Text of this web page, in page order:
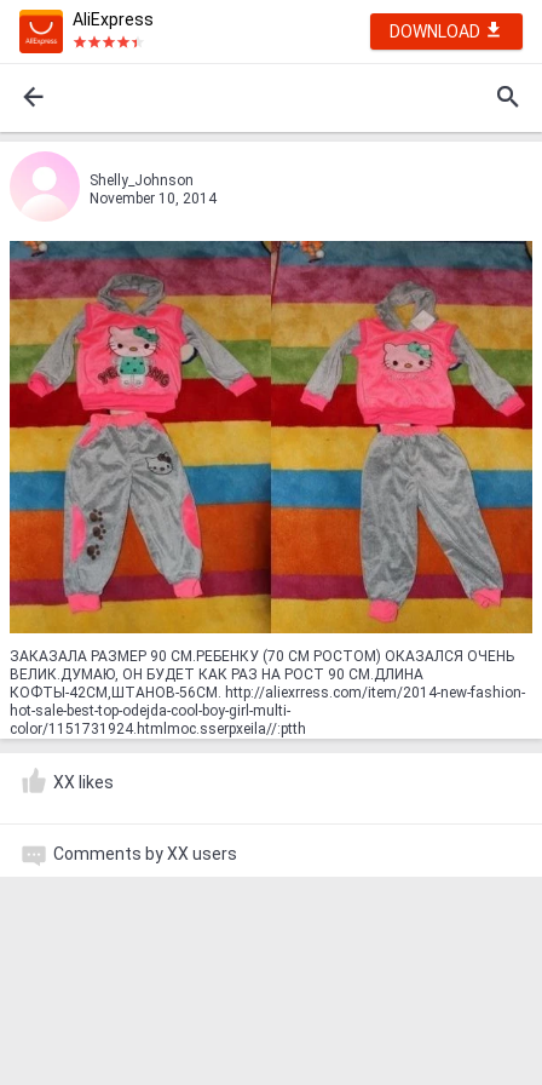
AliExpress
DOWNLOAD
Shelly_Johnson
November 10, 2014
ЗАКАЗАЛА РАЗМЕР 90 СМ.РЕБЕНКУ (70 СМ РОСТОМ) ОКАЗАЛСЯ ОЧЕНЬ
ВЕЛИК.ДУМАЮ, ОН БУДЕТ КАК РАЗ НА РОСТ 90 СМ.ДЛИНА
КОФТЫ-42СМ,ШТАНОВ-56СМ. http://aliexrress.com/item/2014-new-fashion-
hot-sale-best-top-odejda-cool-boy-girl-multi-
color/1151731924.html‮http://aliexpress.com
XX likes
Comments by XX users